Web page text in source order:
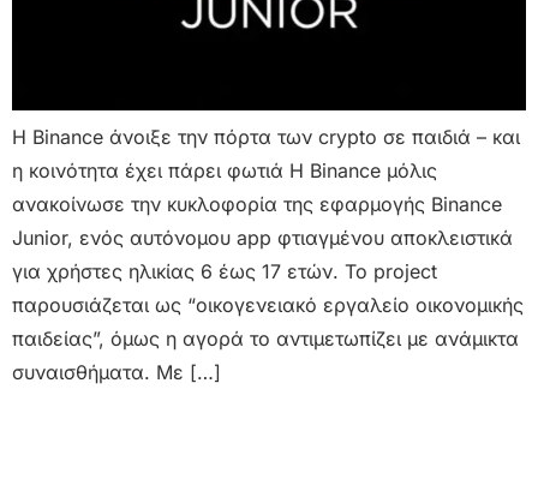
Η Binance άνοιξε την πόρτα των crypto σε παιδιά – και
η κοινότητα έχει πάρει φωτιά Η Binance μόλις
ανακοίνωσε την κυκλοφορία της εφαρμογής Binance
Junior, ενός αυτόνομου app φτιαγμένου αποκλειστικά
για χρήστες ηλικίας 6 έως 17 ετών. Το project
παρουσιάζεται ως “οικογενειακό εργαλείο οικονομικής
παιδείας”, όμως η αγορά το αντιμετωπίζει με ανάμικτα
συναισθήματα. Με […]